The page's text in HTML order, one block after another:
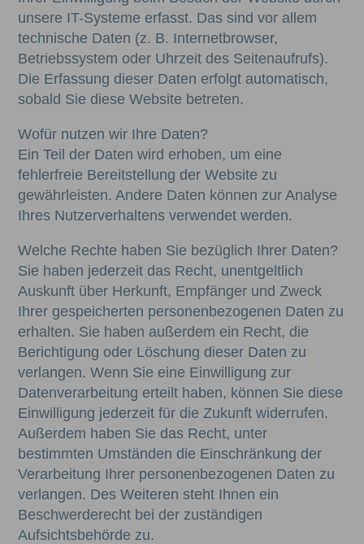
unsere IT-Systeme erfasst. Das sind vor allem
technische Daten (z. B. Internetbrowser,
Betriebssystem oder Uhrzeit des Seitenaufrufs).
Die Erfassung dieser Daten erfolgt automatisch,
sobald Sie diese Website betreten.
Wofür nutzen wir Ihre Daten?
Ein Teil der Daten wird erhoben, um eine
fehlerfreie Bereitstellung der Website zu
gewährleisten. Andere Daten können zur Analyse
Ihres Nutzerverhaltens verwendet werden.
Welche Rechte haben Sie bezüglich Ihrer Daten?
Sie haben jederzeit das Recht, unentgeltlich
Auskunft über Herkunft, Empfänger und Zweck
Ihrer gespeicherten personenbezogenen Daten zu
erhalten. Sie haben außerdem ein Recht, die
Berichtigung oder Löschung dieser Daten zu
verlangen. Wenn Sie eine Einwilligung zur
Datenverarbeitung erteilt haben, können Sie diese
Einwilligung jederzeit für die Zukunft widerrufen.
Außerdem haben Sie das Recht, unter
bestimmten Umständen die Einschränkung der
Verarbeitung Ihrer personenbezogenen Daten zu
verlangen. Des Weiteren steht Ihnen ein
Beschwerderecht bei der zuständigen
Aufsichtsbehörde zu.